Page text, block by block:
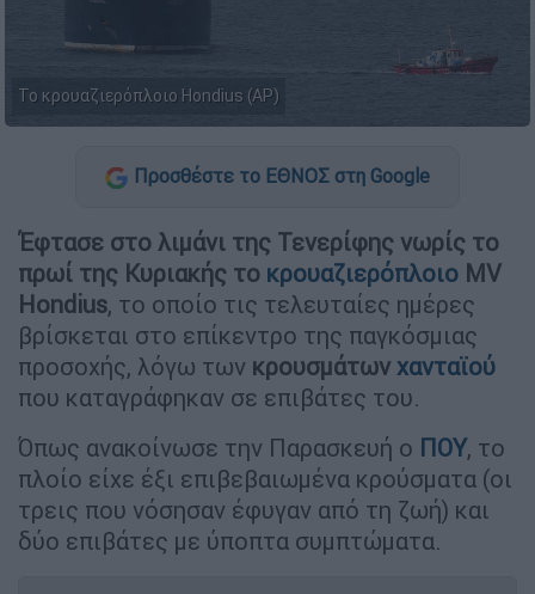
Το κρουαζιερόπλοιο Hondius (AP)
Προσθέστε το ΕΘΝΟΣ στη Google
Έφτασε στο λιμάνι της Τενερίφης νωρίς το
πρωί της Κυριακής το κρουαζιερόπλοιο MV
Hondius, το οποίο τις τελευταίες ημέρες
βρίσκεται στο επίκεντρο της παγκόσμιας
προσοχής, λόγω των κρουσμάτων χανταϊού
που καταγράφηκαν σε επιβάτες του.
Όπως ανακοίνωσε την Παρασκευή ο ΠΟΥ, το
πλοίο είχε έξι επιβεβαιωμένα κρούσματα (οι
τρεις που νόσησαν έφυγαν από τη ζωή) και
δύο επιβάτες με ύποπτα συμπτώματα.